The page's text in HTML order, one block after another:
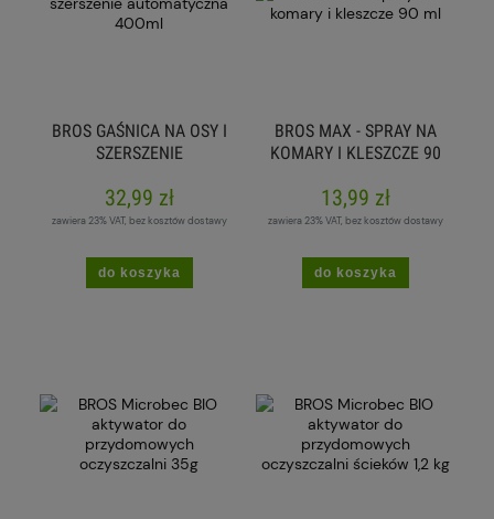
BROS GAŚNICA NA OSY I
SZERSZENIE
32,99 zł
zawiera 23% VAT, bez kosztów dostawy
do koszyka
BROS MAX - SPRAY NA
KOMARY I KLESZCZE 90
13,99 zł
zawiera 23% VAT, bez kosztów dostawy
do koszyka